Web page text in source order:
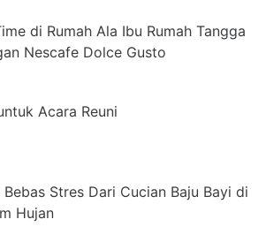
di Rumah Ala Ibu Rumah Tangga
Nescafe Dolce Gusto
Acara Reuni
Bebas Stres Dari Cucian Baju Bayi di
Hujan